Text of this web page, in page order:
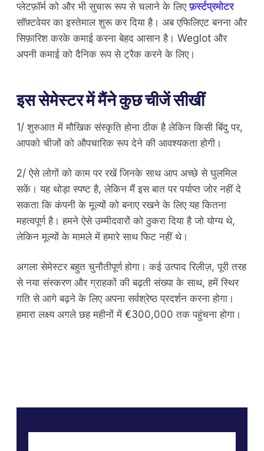
प्लेटफ़ॉर्म को और भी सुचारू रूप से चलाने के लिएफ़र्स्टप्रमोटर
सॉफ़्टवेयर का इस्तेमाल शुरू कर दिया है। अब एफिलिएट बनना और
सिफ़ारिश करके कमाई करना बेहद आसान है। Weglot और
अपनी कमाई को दैनिक रूप से ट्रैक करने के लिए।
इस सेमेस्टर में मैंने कुछ चीजें सीखीं
1/ शुरुआत में मौखिक संस्कृति होना ठीक है लेकिन किसी बिंदु पर,
आपको चीजों को औपचारिक रूप देने की आवश्यकता होगी।
2/ ऐसे लोगों को काम पर रखें जिनके साथ आप अच्छे से घुलमिल
सकें। यह थोड़ा स्पष्ट है, लेकिन मैं इस बात पर पर्याप्त जोर नहीं दे
सकता कि कंपनी के मूल्यों को बनाए रखने के लिए यह कितना
महत्वपूर्ण है। हमने ऐसे उम्मीदवारों को ठुकरा दिया है जो योग्य थे,
लेकिन मूल्यों के मामले में हमारे साथ फिट नहीं थे।
अगला सेमेस्टर बहुत चुनौतीपूर्ण होगा। कई उत्पाद रिलीज़, पूरी तरह
से नया संस्करण और ग्राहकों की बढ़ती संख्या के साथ, हमें स्थिर
गति से आगे बढ़ने के लिए अपना सर्वश्रेष्ठ प्रदर्शन करना होगा।
हमारा लक्ष्य अगले छह महीनों में €300,000 तक पहुंचना होगा।